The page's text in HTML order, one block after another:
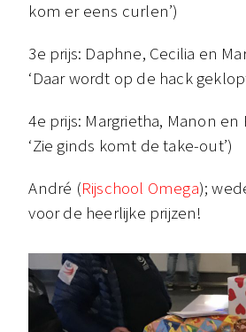
kom er eens curlen’)
3e prijs: Daphne, Cecilia en
‘Daar wordt op de hack
4e prijs: Margrietha, Manon en
‘Zie ginds komt de take-out’)
André (Rijschool Omega);
voor de heerlijke prijzen!